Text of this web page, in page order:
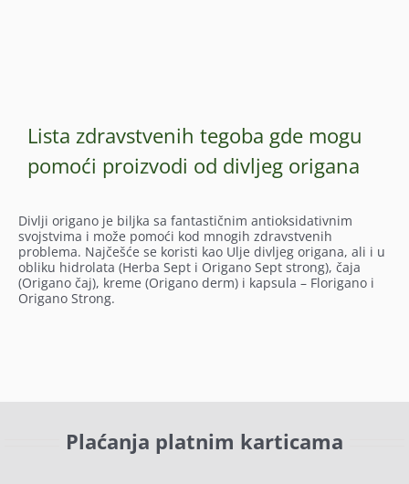
Lista zdravstvenih tegoba gde mogu
pomoći proizvodi od divljeg origana
Divlji origano je biljka sa fantastičnim antioksidativnim
svojstvima i može pomoći kod mnogih zdravstvenih
problema. Najčešće se koristi kao Ulje divljeg origana, ali i u
obliku hidrolata (Herba Sept i Origano Sept strong), čaja
(Origano čaj), kreme (Origano derm) i kapsula – Florigano i
Origano Strong.
Plaćanja platnim karticama